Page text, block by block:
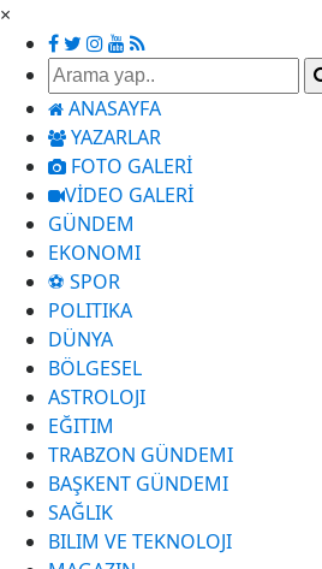
×
ANASAYFA
YAZARLAR
FOTO GALERİ
VİDEO GALERİ
GÜNDEM
EKONOMI
⚽ SPOR
POLITIKA
DÜNYA
BÖLGESEL
ASTROLOJI
EĞITIM
TRABZON GÜNDEMI
BAŞKENT GÜNDEMI
SAĞLIK
BILIM VE TEKNOLOJI